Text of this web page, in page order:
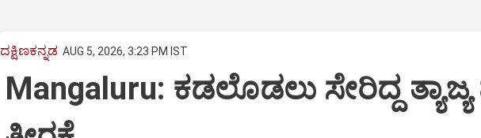
ದಕ್ಷಿಣಕನ್ನಡ AUG 5, 2026, 3:23 PM IST
Mangaluru: ಕಡಲೊಡಲು ಸೇರಿದ್ದ